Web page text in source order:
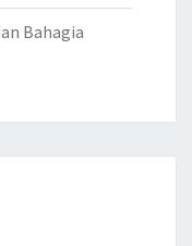
Bahagia